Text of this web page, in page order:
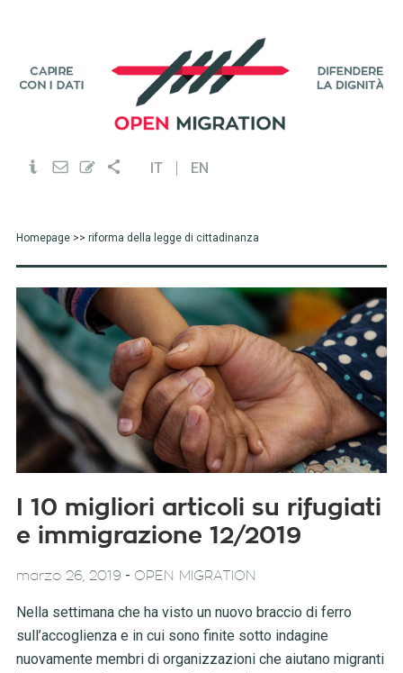
IT EN
Homepage>> riforma della legge di cittadinanza
I 10 migliori articoli su rifugiati
e immigrazione 12/2019
marzo 26, 2019 - OPEN MIGRATION
Nella settimana che ha visto un nuovo braccio di ferro
sull’accoglienza e in cui sono finite sotto indagine
nuovamente membri di organizzazioni che aiutano migranti